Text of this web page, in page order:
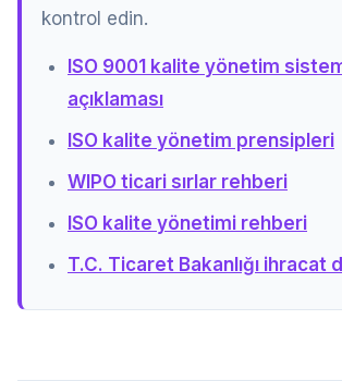
kontrol edin.
ISO 9001 kalite yönetim
açıklaması
ISO kalite yönetim prensipleri
WIPO ticari sırlar rehberi
ISO kalite yönetimi rehberi
T.C. Ticaret Bakanlığı ihracat